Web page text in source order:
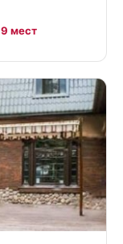
9 мест